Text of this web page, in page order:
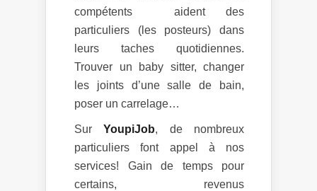
compétents aident des
particuliers (les posteurs) dans
leurs taches quotidiennes.
Trouver un baby sitter, changer
les joints d’une salle de bain,
poser un carrelage…
SurYoupiJob, de nombreux
particuliers font appel à nos
services! Gain de temps pour
certains, revenus